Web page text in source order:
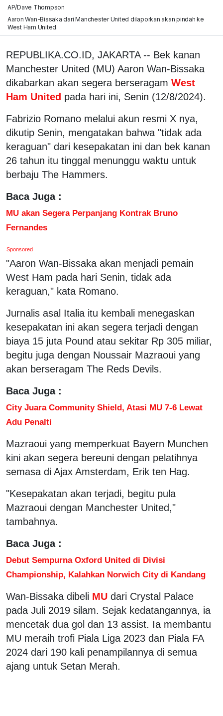
AP/Dave Thompson
Aaron Wan-Bissaka dari Manchester United dilaporkan akan pindah ke
West Ham United.
REPUBLIKA.CO.ID, JAKARTA -- Bek kanan
Manchester United (MU) Aaron Wan-Bissaka
dikabarkan akan segera berseragam West
Ham United pada hari ini, Senin (12/8/2024).
Fabrizio Romano melalui akun resmi X nya,
dikutip Senin, mengatakan bahwa "tidak ada
keraguan" dari kesepakatan ini dan bek kanan
26 tahun itu tinggal menunggu waktu untuk
berbaju The Hammers.
Baca Juga :
MU akan Segera Perpanjang Kontrak Bruno
Fernandes
Sponsored
"Aaron Wan-Bissaka akan menjadi pemain
West Ham pada hari Senin, tidak ada
keraguan," kata Romano.
Jurnalis asal Italia itu kembali menegaskan
kesepakatan ini akan segera terjadi dengan
biaya 15 juta Pound atau sekitar Rp 305 miliar,
begitu juga dengan Noussair Mazraoui yang
akan berseragam The Reds Devils.
Baca Juga :
City Juara Community Shield, Atasi MU 7-6 Lewat
Adu Penalti
Mazraoui yang memperkuat Bayern Munchen
kini akan segera bereuni dengan pelatihnya
semasa di Ajax Amsterdam, Erik ten Hag.
"Kesepakatan akan terjadi, begitu pula
Mazraoui dengan Manchester United,"
tambahnya.
Baca Juga :
Debut Sempurna Oxford United di Divisi
Championship, Kalahkan Norwich City di Kandang
Wan-Bissaka dibeli MU dari Crystal Palace
pada Juli 2019 silam. Sejak kedatangannya, ia
mencetak dua gol dan 13 assist. Ia membantu
MU meraih trofi Piala Liga 2023 dan Piala FA
2024 dari 190 kali penampilannya di semua
ajang untuk Setan Merah.